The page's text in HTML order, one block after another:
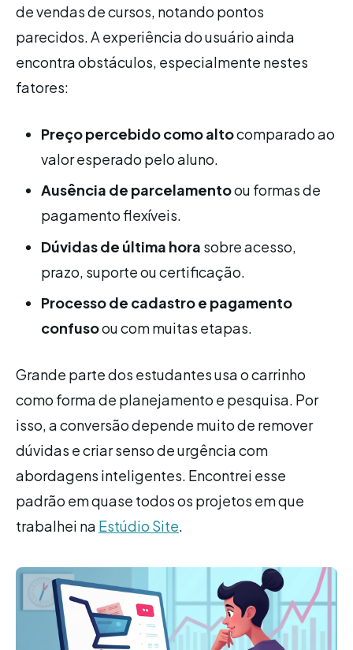
de vendas de cursos, notando pontos
parecidos. A experiência do usuário ainda
encontra obstáculos, especialmente nestes
fatores:
Preço percebido como altocomparado ao
valor esperado pelo aluno.
Ausência de parcelamentoou formas de
pagamento flexíveis.
Dúvidas de última hora sobre acesso,
prazo, suporte ou certificação.
Processo de cadastro e pagamento
confusoou com muitas etapas.
Grande parte dos estudantes usa o carrinho
como forma de planejamento e pesquisa. Por
isso, a conversão depende muito de remover
dúvidas e criar senso de urgência com
abordagens inteligentes. Encontrei esse
padrão em quase todos os projetos em que
trabalhei na Estúdio Site.